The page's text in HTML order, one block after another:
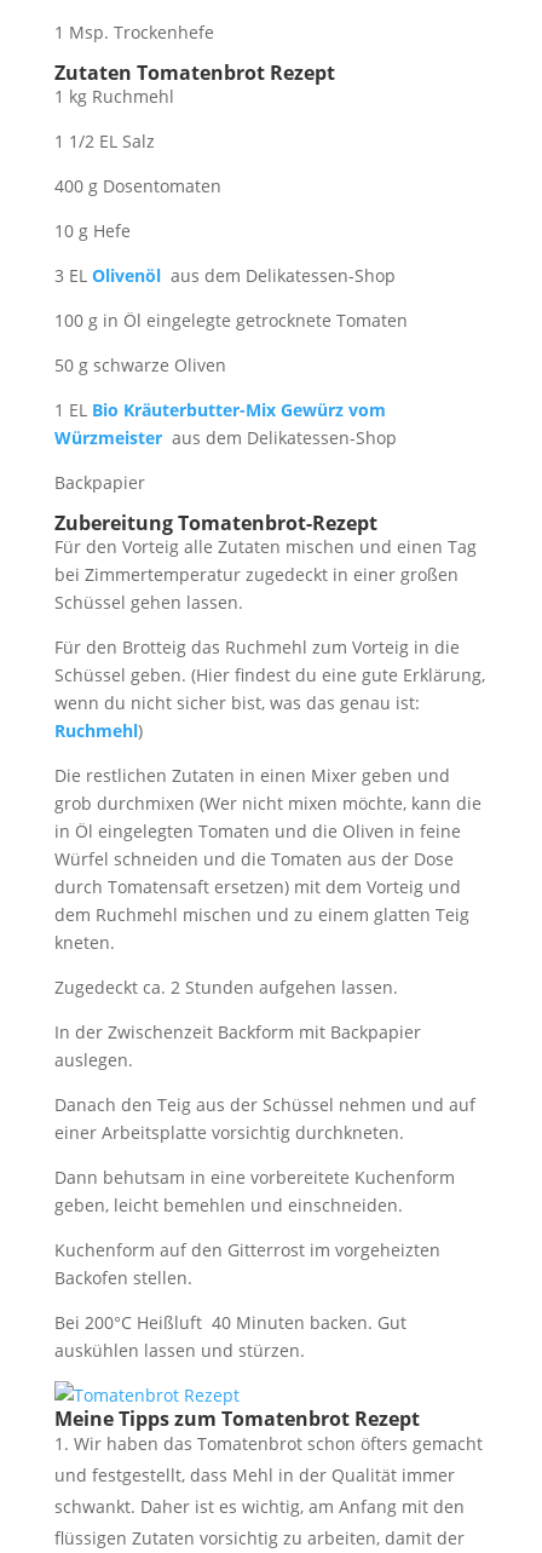
1 Msp. Trockenhefe
Zutaten Tomatenbrot Rezept
1 kg Ruchmehl
1 1/2 EL Salz
400 g Dosentomaten
10 g Hefe
3 EL Olivenöl aus dem Delikatessen-Shop
100 g in Öl eingelegte getrocknete Tomaten
50 g schwarze Oliven
1 EL Bio Kräuterbutter-Mix Gewürz vom
Würzmeister aus dem Delikatessen-Shop
Backpapier
Zubereitung Tomatenbrot-Rezept
Für den Vorteig alle Zutaten mischen und einen Tag
bei Zimmertemperatur zugedeckt in einer großen
Schüssel gehen lassen.
Für den Brotteig das Ruchmehl zum Vorteig in die
Schüssel geben. (Hier findest du eine gute Erklärung,
wenn du nicht sicher bist, was das genau ist:
Ruchmehl)
Die restlichen Zutaten in einen Mixer geben und
grob durchmixen (Wer nicht mixen möchte, kann die
in Öl eingelegten Tomaten und die Oliven in feine
Würfel schneiden und die Tomaten aus der Dose
durch Tomatensaft ersetzen) mit dem Vorteig und
dem Ruchmehl mischen und zu einem glatten Teig
kneten.
Zugedeckt ca. 2 Stunden aufgehen lassen.
In der Zwischenzeit Backform mit Backpapier
auslegen.
Danach den Teig aus der Schüssel nehmen und auf
einer Arbeitsplatte vorsichtig durchkneten.
Dann behutsam in eine vorbereitete Kuchenform
geben, leicht bemehlen und einschneiden.
Kuchenform auf den Gitterrost im vorgeheizten
Backofen stellen.
Bei 200°C Heißluft 40 Minuten backen. Gut
auskühlen lassen und stürzen.
Meine Tipps zum Tomatenbrot Rezept
Wir haben das Tomatenbrot schon öfters gemacht
und festgestellt, dass Mehl in der Qualität immer
schwankt. Daher ist es wichtig, am Anfang mit den
flüssigen Zutaten vorsichtig zu arbeiten, damit der